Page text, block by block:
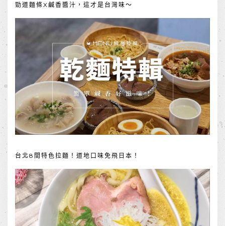
勁道麵條X鹹香醬汁，這才是台灣味～
台北8間特色拉麵！道地口味免飛日本！